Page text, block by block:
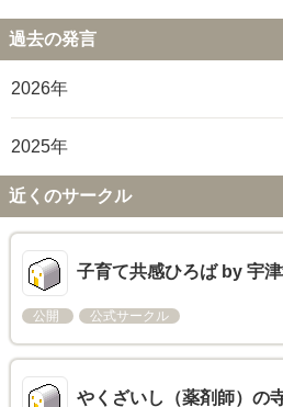
過去の発言
2026年
2025年
近くのサークル
子育て共感ひろば by 宇
公開 公式サークル
やくざいし（薬剤師）の